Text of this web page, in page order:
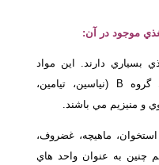
موجود در آن:
بسياري دارند. اين مواد
مغذي شامل پروتئين، ويتامين هاي گروه B (نياسين، تيامين،
ماهيچه، غضروف،
به عنوان واحد هاي